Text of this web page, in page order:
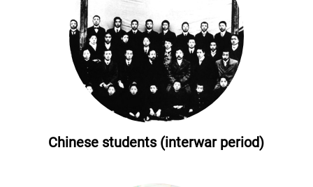
Chinese students (interwar period)